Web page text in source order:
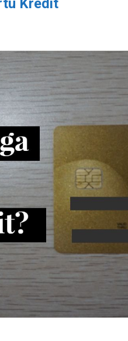
Kredit